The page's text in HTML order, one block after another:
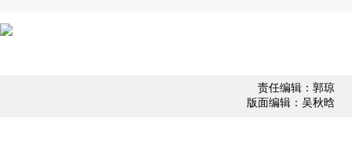
责任编辑：郭琼
版面编辑：吴秋晗